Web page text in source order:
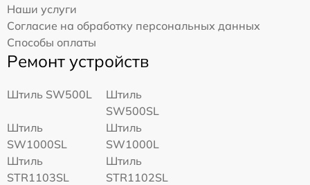
Наши услуги
Согласие на обработку персональных данных
Способы оплаты
Ремонт устройств
Штиль SW500L
Штиль
SW500SL
Штиль
SW1000SL
Штиль
SW1000L
Штиль
STR1103SL
Штиль
STR1102SL